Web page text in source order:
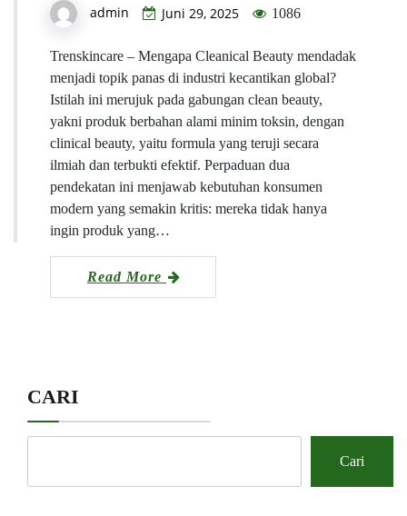
admin Juni 29, 2025 1086
Trenskincare – Mengapa Cleanical Beauty mendadak
menjadi topik panas di industri kecantikan global?
Istilah ini merujuk pada gabungan clean beauty,
yakni produk berbahan alami minim toksin, dengan
clinical beauty, yaitu formula yang teruji secara
ilmiah dan terbukti efektif. Perpaduan dua
pendekatan ini menjawab kebutuhan konsumen
modern yang semakin kritis: mereka tidak hanya
ingin produk yang…
Read More
CARI
Cari